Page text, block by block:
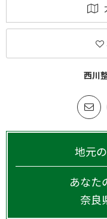
西川
地元
あなた
奈良